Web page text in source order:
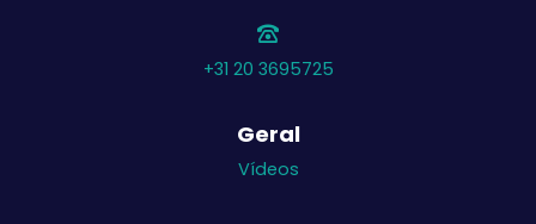
+31 20 3695725
Geral
Vídeos